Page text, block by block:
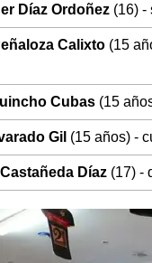
Díaz Ordoñez (16) -
Calixto (15
Cubas (15
Gil (15 años) -
Díaz (17) -